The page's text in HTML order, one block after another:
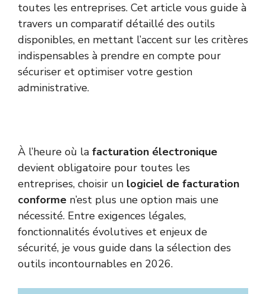
toutes les entreprises. Cet article vous guide à
travers un comparatif détaillé des outils
disponibles, en mettant l’accent sur les critères
indispensables à prendre en compte pour
sécuriser et optimiser votre gestion
administrative.
À l’heure où la facturation électronique
devient obligatoire pour toutes les
entreprises, choisir un logiciel de facturation
conforme n’est plus une option mais une
nécessité. Entre exigences légales,
fonctionnalités évolutives et enjeux de
sécurité, je vous guide dans la sélection des
outils incontournables en 2026.